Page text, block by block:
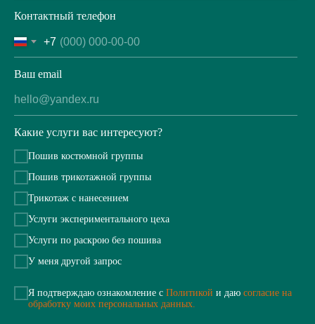
Контактный телефон
+7
Ваш email
Какие услуги вас интересуют?
Пошив костюмной группы
Пошив трикотажной группы
Трикотаж с нанесением
Услуги экспериментального цеха
Услуги по раскрою без пошива
У меня другой запрос
Я подтверждаю ознакомление с Политикой и даю согласие на
обработку моих персональных данных.